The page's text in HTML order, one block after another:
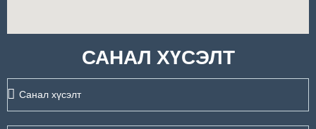
САНАЛ ХҮСЭЛТ